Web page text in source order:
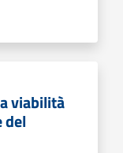
viabilità
del